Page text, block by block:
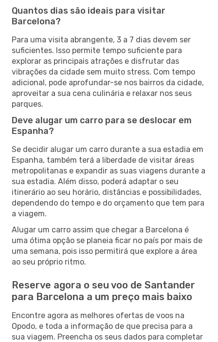
Quantos dias são ideais para visitar
Barcelona?
Para uma visita abrangente, 3 a 7 dias devem ser
suficientes. Isso permite tempo suficiente para
explorar as principais atrações e disfrutar das
vibrações da cidade sem muito stress. Com tempo
adicional, pode aprofundar-se nos bairros da cidade,
aproveitar a sua cena culinária e relaxar nos seus
parques.
Deve alugar um carro para se deslocar em
Espanha?
Se decidir alugar um carro durante a sua estadia em
Espanha, também terá a liberdade de visitar áreas
metropolitanas e expandir as suas viagens durante a
sua estadia. Além disso, poderá adaptar o seu
itinerário ao seu horário, distâncias e possibilidades,
dependendo do tempo e do orçamento que tem para
a viagem.
Alugar um carro assim que chegar a Barcelona é
uma ótima opção se planeia ficar no país por mais de
uma semana, pois isso permitirá que explore a área
ao seu próprio ritmo.
Reserve agora o seu voo de Santander
para Barcelona a um preço mais baixo
Encontre agora as melhores ofertas de voos na
Opodo, e toda a informação de que precisa para a
sua viagem. Preencha os seus dados para completar